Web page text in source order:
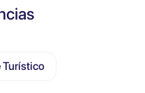
Turístico